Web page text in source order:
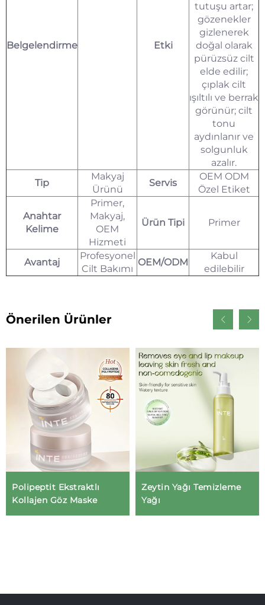
Belgelendirme Etki
tutuşu artar;
gözenekler
gizlenerek
doğal olarak
pürüzsüz cilt
elde edilir;
çıplak cilt
ışıltılı ve berrak
görünür; cilt
tonu
aydınlanır ve
solgunluk
azalır.
Tip
Makyaj
Ürünü
Servis
OEM ODM
Özel Etiket
Anahtar
Kelime
Primer,
Makyaj,
OEM
Hizmeti
Ürün Tipi Primer
Avantaj
Profesyonel
Cilt Bakımı
OEM/ODM
Kabul
edilebilir
Önerilen Ürünler
Polipeptit Ekstraktlı
Kollajen Göz Maske
Zeytin Yağı Temizleme
Yağı